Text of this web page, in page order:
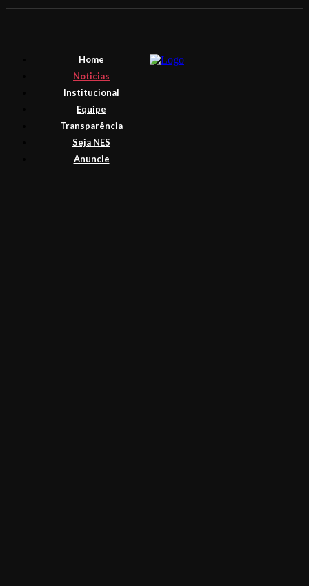
Home
Noticias
Institucional
Equipe
Transparência
Seja NES
Anuncie